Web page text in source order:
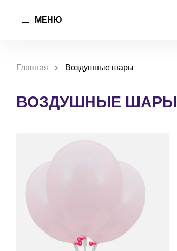
МЕНЮ
Главная Воздушные шары
ВОЗДУШНЫЕ ШАРЫ